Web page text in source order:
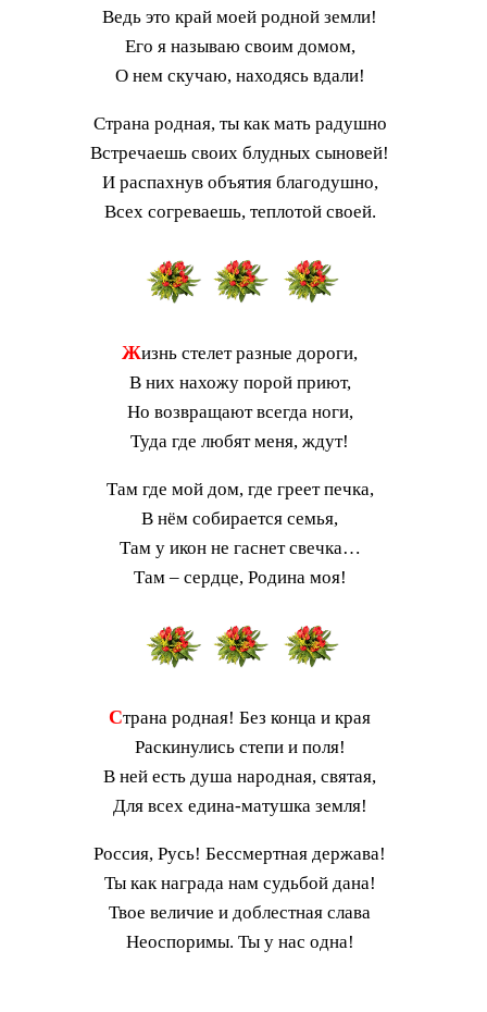
Ведь это край моей родной земли!
Его я называю своим домом,
О нем скучаю, находясь вдали!
Страна родная, ты как мать радушно
Встречаешь своих блудных сыновей!
И распахнув объятия благодушно,
Всех согреваешь, теплотой своей.
Жизнь стелет разные дороги,
В них нахожу порой приют,
Но возвращают всегда ноги,
Туда где любят меня, ждут!
Там где мой дом, где греет печка,
В нём собирается семья,
Там у икон не гаснет свечка…
Там – сердце, Родина моя!
Страна родная! Без конца и края
Раскинулись степи и поля!
В ней есть душа народная, святая,
Для всех едина-матушка земля!
Россия, Русь! Бессмертная держава!
Ты как награда нам судьбой дана!
Твое величие и доблестная слава
Неоспоримы. Ты у нас одна!